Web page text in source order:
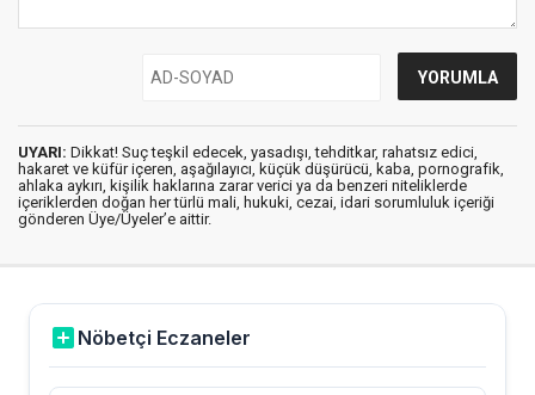
UYARI: Dikkat! Suç teşkil edecek, yasadışı, tehditkar, rahatsız edici,
hakaret ve küfür içeren, aşağılayıcı, küçük düşürücü, kaba, pornografik,
ahlaka aykırı, kişilik haklarına zarar verici ya da benzeri niteliklerde
içeriklerden doğan her türlü mali, hukuki, cezai, idari sorumluluk içeriği
gönderen Üye/Üyeler’e aittir.